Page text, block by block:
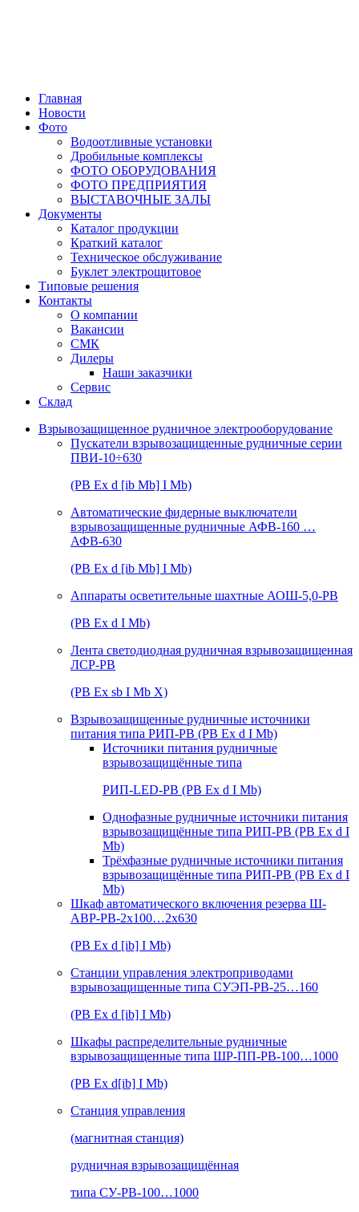
Главная
Новости
Фото
Водоотливные установки
Дробильные комплексы
ФОТО ОБОРУДОВАНИЯ
ФОТО ПРЕДПРИЯТИЯ
ВЫСТАВОЧНЫЕ ЗАЛЫ
Документы
Каталог продукции
Краткий каталог
Техническое обслуживание
Буклет электрощитовое
Типовые решения
Контакты
О компании
Вакансии
СМК
Дилеры
Наши заказчики
Сервис
Склад
Взрывозащищенное рудничное электрооборудование
Пускатели взрывозащищенные рудничные серии
ПВИ-10÷630
(РВ Ex d [ib Mb] I Mb)
Автоматические фидерные выключатели
взрывозащищенные рудничные АФВ-160 …
АФВ-630
(РВ Ex d [ib Mb] I Mb)
Аппараты осветительные шахтные АОШ-5,0-РВ
(РВ Ex d I Mb)
Лента светодиодная рудничная взрывозащищенная
ЛСР-РВ
(РВ Ex sb I Mb Х)
Взрывозащищенные рудничные источники
питания типа РИП-РВ (РВ Ex d I Mb)
Источники питания рудничные
взрывозащищённые типа
РИП-LED-РВ (РВ Ex d I Mb)
Однофазные рудничные источники питания
взрывозащищённые типа РИП-РВ (РВ Ex d I
Mb)
Трёхфазные рудничные источники питания
взрывозащищённые типа РИП-РВ (РВ Ex d I
Mb)
Шкаф автоматического включения резерва Ш-
АВР-РВ-2х100…2х630
(РВ Ex d [ib] I Mb)
Станции управления электроприводами
взрывозащищенные типа СУЭП-РВ-25…160
(РВ Ex d [ib] I Mb)
Шкафы распределительные рудничные
взрывозащищенные типа ШР-ПП-РВ-100…1000
(РВ Ex d[ib] I Mb)
Станция управления
(магнитная станция)
рудничная взрывозащищённая
типа СУ-РВ-100…1000